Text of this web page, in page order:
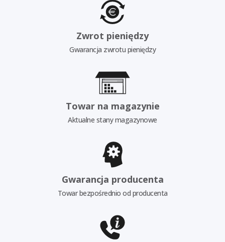
Zwrot pieniędzy
Gwarancja zwrotu pieniędzy
Towar na magazynie
Aktualne stany magazynowe
Gwarancja producenta
Towar bezpośrednio od producenta